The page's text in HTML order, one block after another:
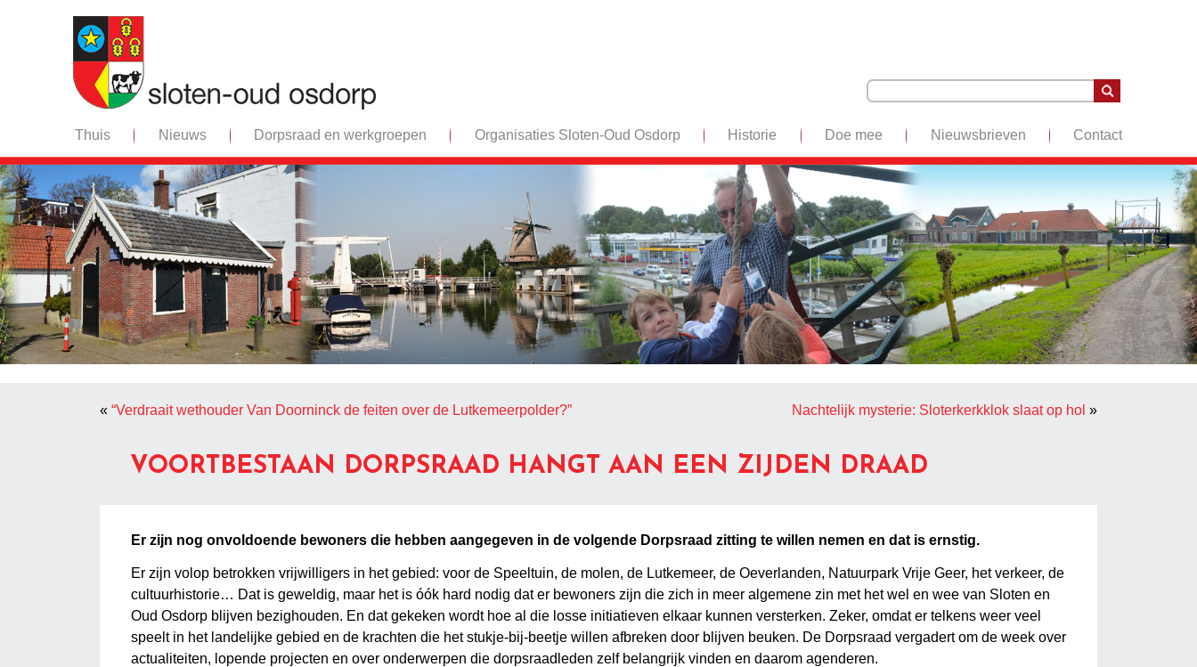
Thuis Nieuws Dorpsraad en werkgroepen Organisaties Sloten-Oud Osdorp Historie Doe mee Nieuwsbrieven Contact
« “Verdraait wethouder Van Doorninck de feiten over de Lutkemeerpolder?” Nachtelijk mysterie: Sloterkerkklok slaat op hol »
VOORTBESTAAN DORPSRAAD HANGT AAN EEN ZIJDEN DRAAD
Er zijn nog onvoldoende bewoners die hebben aangegeven in de volgende Dorpsraad zitting te willen nemen en dat is ernstig.
Er zijn volop betrokken vrijwilligers in het gebied: voor de Speeltuin, de molen, de Lutkemeer, de Oeverlanden, Natuurpark Vrije Geer, het verkeer, de
cultuurhistorie… Dat is geweldig, maar het is óók hard nodig dat er bewoners zijn die zich in meer algemene zin met het wel en wee van Sloten en
Oud Osdorp blijven bezighouden. En dat gekeken wordt hoe al die losse initiatieven elkaar kunnen versterken. Zeker, omdat er telkens weer veel
speelt in het landelijke gebied en de krachten die het stukje-bij-beetje willen afbreken door blijven beuken. De Dorpsraad vergadert om de week over
actualiteiten, lopende projecten en over onderwerpen die dorpsraadleden zelf belangrijk vinden en daarom agenderen.